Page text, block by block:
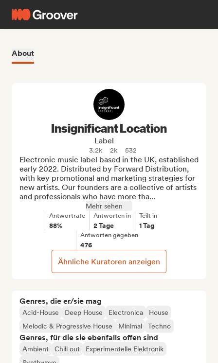
About
Genres, die er/sie mag
Acid-House Deep House Electronica
House
Melodic & Progressive House
Minimal Techno
Genres, für die sie ebenfalls offen sind
Ambient Chill out
Experimentelle Elektronik
Insignificant Location
Label
3.2k 2k 532
Electronic music label based in the UK, established
early 2022. Distributed by Forward Distribution,
with key promotional and marketing strategies for
new artists. Our founders are a collective of artists
and professionals who have more tha...
Mehr sehen
Antwortrate
88%
Antworten in
2 Tage
Teilt in
1 Tag
Antworten gegeben
476
Ähnliche Kuratoren anzeigen